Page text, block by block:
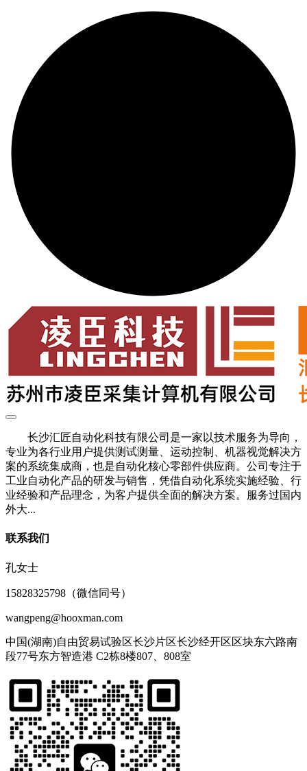
长沙汇匠自动化科技有限公司是一家以技术服务为导向，
专业为各行业用户提供测试测量、运动控制、机器视觉解决方
案的系统集成商，也是自动化核心零部件供应商。公司专注于
工业自动化产品的研发与销售，凭借自动化系统实施经验、行
业经验和产品理念，为客户提供全面的解决方案。服务过国内
外大...
联系我们
孔女士
15828325798（微信同号）
wangpeng@hooxman.com
中国(湖南)自由贸易试验区长沙片区长沙经开区区块东六路南
段77号东方智造港 C2栋8楼807、808室